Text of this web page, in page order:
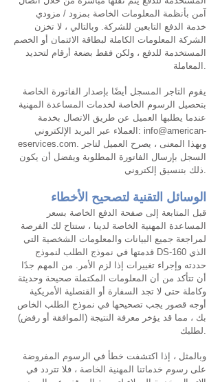
آمن بأنظمة المعلومات الخاصة بمزود / مزودي
خدمة الدفع التابعين للشركة. وبالتالي ، لا تخزن
الشركة المعلومات الكاملة لبطاقة الائتمان أو الخصم
المستخدمة للدفع ، ولكن فقط بضعة أرقام لتحديد
المعاملة.
يقوم التاجر المسجل أيضًا بإصدار الفاتورة الخاصة
بتحصيل الرسوم الخاصة لخدمات المساعدة المهنية
عندما يطلبها العميل عن طريق الاتصال بخدمة
العملاء عبر البريد الإلكتروني: info@american-
eservices.com. وبهذا المعنى ، يصرح العميل لتاجر
السجل بإرسال الفاتورة المطلوبة ويفضل أن يكون
ذلك بتنسيق إلكتروني.
الوسائل التقنية لتصحيح الأخطاء
قبل المتابعة إلى صفحة الدفع الخاصة بسعر
المساعدة المهنية الخاصة لدينا ، ستتاح لك الفرصة
لمراجعة جميع البيانات والمعلومات الشخصية التي
قدمتها في نموذج الطلب لنموذج DS-160 الذي
حددته وإجراء تغييرات إذا لزم الأمر. من المهم جدًا
أن تتأكد من أن المعلومات المكتملة صحيحة وحديثة
وكاملة حتى لا تجد السفارة أو القنصلية الأمريكية
أوجه قصور يجب تصحيحها في نموذج الطلب الخاص
بك ، مما قد يؤخر معرفة النتيجة (الموافقة أو رفض)
لطلبك.
وبالمثل ، إذا اكتشفت خطأ في الرسوم المفروضة
على رسوم خدماتنا المهنية الخاصة ، فلا تتردد في